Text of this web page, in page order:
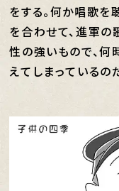
をする。何か唱歌を
を合わせて、進軍の
性の強いもので、
えてしまっているのだ